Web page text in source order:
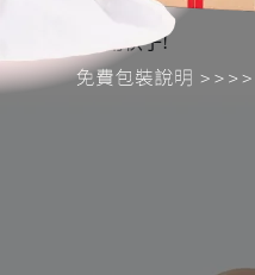
挑戰單獨使用筷子!